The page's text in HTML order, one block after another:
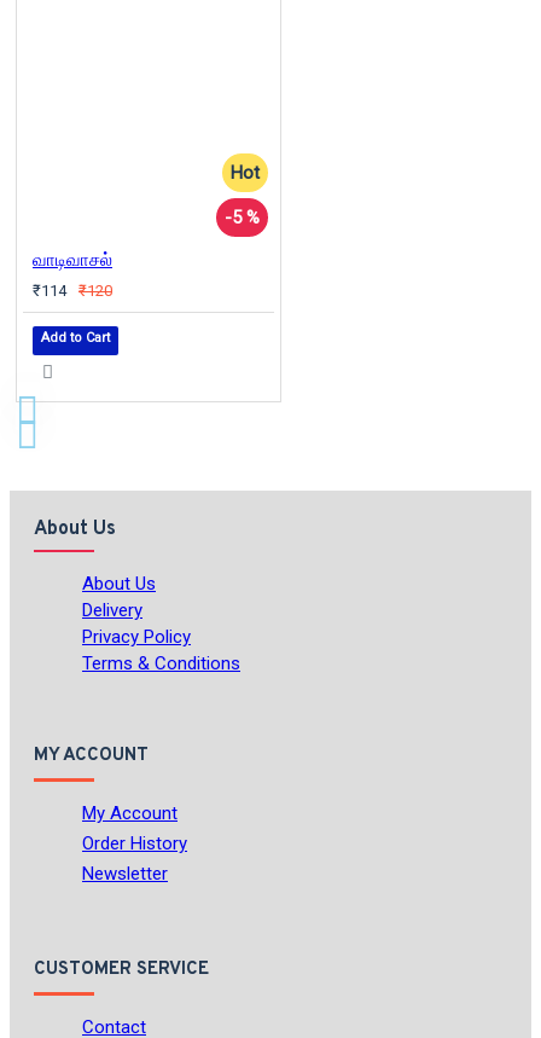
Hot
-5 %
வாடிவாசல்
₹114 ₹120
Add to Cart
About Us
About Us
Delivery
Privacy Policy
Terms & Conditions
MY ACCOUNT
My Account
Order History
Newsletter
CUSTOMER SERVICE
Contact